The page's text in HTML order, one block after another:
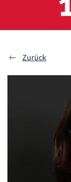
Zum
Zurück